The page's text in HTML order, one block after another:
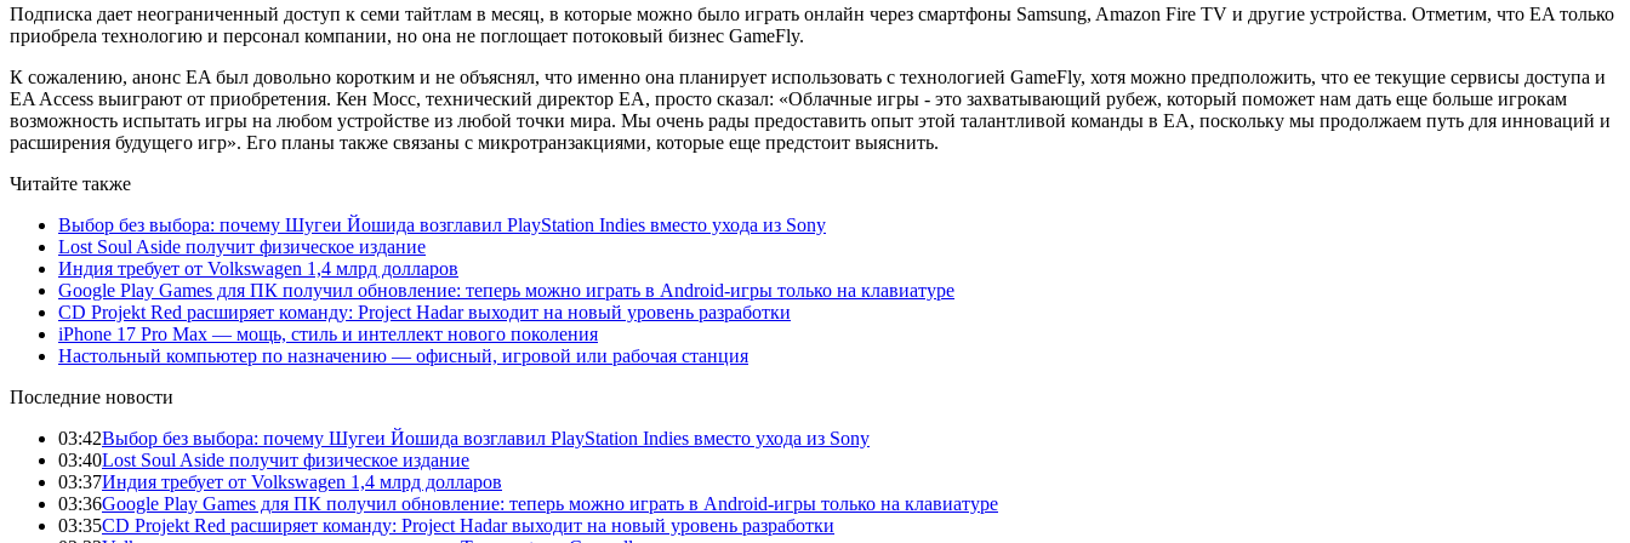
Подписка дает неограниченный доступ к семи тайтлам в месяц, в которые можно было играть онлайн через смартфоны Samsung, Amazon Fire TV и другие устройства. Отметим, что EA только
приобрела технологию и персонал компании, но она не поглощает потоковый бизнес GameFly.
К сожалению, анонс EA был довольно коротким и не объяснял, что именно она планирует использовать с технологией GameFly, хотя можно предположить, что ее текущие сервисы доступа и
EA Access выиграют от приобретения. Кен Мосс, технический директор EA, просто сказал: «Облачные игры - это захватывающий рубеж, который поможет нам дать еще больше игрокам
возможность испытать игры на любом устройстве из любой точки мира. Мы очень рады предоставить опыт этой талантливой команды в EA, поскольку мы продолжаем путь для инноваций и
расширения будущего игр». Его планы также связаны с микротранзакциями, которые еще предстоит выяснить.
Читайте также
Выбор без выбора: почему Шугеи Йошида возглавил PlayStation Indies вместо ухода из Sony
Lost Soul Aside получит физическое издание
Индия требует от Volkswagen 1,4 млрд долларов
Google Play Games для ПК получил обновление: теперь можно играть в Android-игры только на клавиатуре
CD Projekt Red расширяет команду: Project Hadar выходит на новый уровень разработки
iPhone 17 Pro Max — мощь, стиль и интеллект нового поколения
Настольный компьютер по назначению — офисный, игровой или рабочая станция
Последние новости
03:42Выбор без выбора: почему Шугеи Йошида возглавил PlayStation Indies вместо ухода из Sony
03:40Lost Soul Aside получит физическое издание
03:37Индия требует от Volkswagen 1,4 млрд долларов
03:36Google Play Games для ПК получил обновление: теперь можно играть в Android-игры только на клавиатуре
03:35CD Projekt Red расширяет команду: Project Hadar выходит на новый уровень разработки